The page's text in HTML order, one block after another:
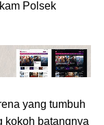
Polsek
yang tumbuh
kokoh batangnya